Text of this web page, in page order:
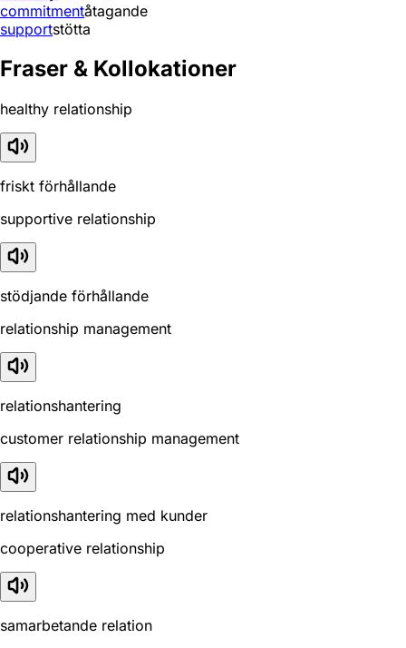
commitmentåtagande
supportstötta
Fraser & Kollokationer
healthy relationship
friskt förhållande
supportive relationship
stödjande förhållande
relationship management
relationshantering
customer relationship management
relationshantering med kunder
cooperative relationship
samarbetande relation